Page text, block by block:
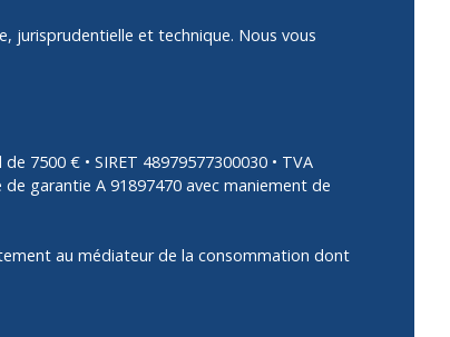
jurisprudentielle et technique. Nous vous
7500 € • SIRET 48979577300030 • TVA
de garantie A 91897470 avec maniement de
au médiateur de la consommation dont